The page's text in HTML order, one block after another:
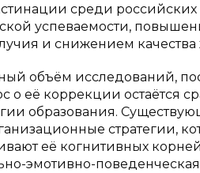
среди российских
успеваемости,
и снижением
объём исследований,
о её коррекции остаётся
образования.
стратегии,
её когнитивных
эмотивно-